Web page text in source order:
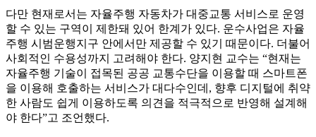
다만 현재로서는 자율주행 자동차가 대중교통 서비스로 운영
할 수 있는 구역이 제한돼 있어 한계가 있다. 운수사업은 자율
주행 시범운행지구 안에서만 제공할 수 있기 때문이다. 더불어
사회적인 수용성까지 고려해야 한다. 양지현 교수는 “현재는
자율주행 기술이 접목된 공공 교통수단을 이용할 때 스마트폰
을 이용해 호출하는 서비스가 대다수인데, 향후 디지털에 취약
한 사람도 쉽게 이용하도록 의견을 적극적으로 반영해 설계해
야 한다”고 조언했다.